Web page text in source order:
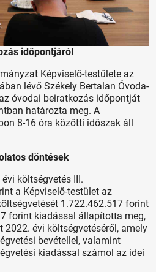
időpontjáról
Képviselő-testülete az
lévő Székely Bertalan Óvoda-
óvodai beiratkozás időpontját
határozta meg. A
8-16 óra közötti időszak áll
döntések
költségvetés III.
a Képviselő-testület az
1.722.462.517 forint
forint kiadással állapította meg,
évi költségvetéséről, amely
bevétellel, valamint
kiadással számol az idei